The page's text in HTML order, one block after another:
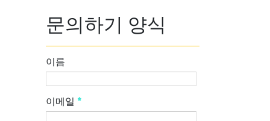
문의하기 양식
이름
이메일 *